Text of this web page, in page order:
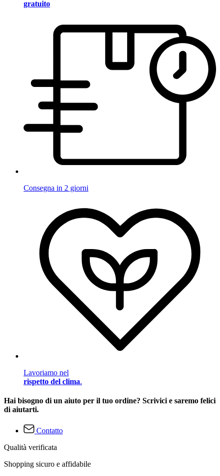
gratuito
Consegna in 2 giorni
Lavoriamo nel
rispetto del clima.
Hai bisogno di un aiuto per il tuo ordine? Scrivici e saremo felici
di aiutarti.
Contatto
Qualità verificata
Shopping sicuro e affidabile